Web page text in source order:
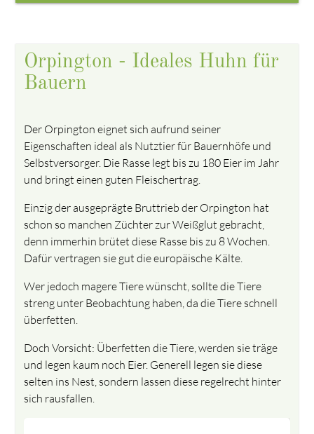
Orpington - Ideales Huhn für
Bauern
Der Orpington eignet sich aufrund seiner
Eigenschaften ideal als Nutztier für Bauernhöfe und
Selbstversorger. Die Rasse legt bis zu 180 Eier im Jahr
und bringt einen guten Fleischertrag.
Einzig der ausgeprägte Bruttrieb der Orpington hat
schon so manchen Züchter zur Weißglut gebracht,
denn immerhin brütet diese Rasse bis zu 8 Wochen.
Dafür vertragen sie gut die europäische Kälte.
Wer jedoch magere Tiere wünscht, sollte die Tiere
streng unter Beobachtung haben, da die Tiere schnell
überfetten.
Doch Vorsicht: Überfetten die Tiere, werden sie träge
und legen kaum noch Eier. Generell legen sie diese
selten ins Nest, sondern lassen diese regelrecht hinter
sich rausfallen.